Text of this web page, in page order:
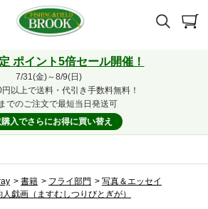
ポイント5倍セール開催！
7/31(金)～8/9(日)
以上で送料・代引き手数料無料！
でのご注文で最短当日発送可
入でさらにお得に買い替え
> 書籍 > フライ部門 > 写真＆エッセイ
人戯画（ますむしつりびとぎが）